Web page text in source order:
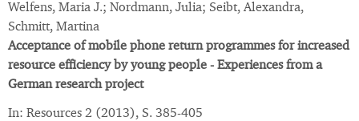
Welfens, Maria J.; Nordmann, Julia; Seibt, Alexandra,
Schmitt, Martina
Acceptance of mobile phone return programmes for increased
resource efficiency by young people - Experiences from a
German research project
In: Resources 2 (2013), S. 385-405